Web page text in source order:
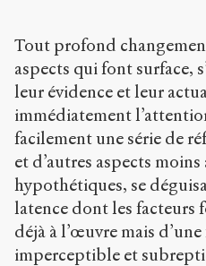
Attribution-
NonCommercial-
ShareAlike 4.0
International
(CC BY-NC-SA
4.0) Sens-Public,
2015
Accéder
à la
version
PDF
Tout profond
aspects qui font surface,
leur évidence et leur
immédiatement
facilement une série de
et d’autres aspects
hypothétiques, se
latence dont les facteurs
déjà à l’œuvre mais
imperceptible et